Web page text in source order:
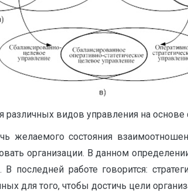
различных видов управления на основе
желаемого состояния
организации. В данном
последней работе говорится:
для того, чтобы достичь цели